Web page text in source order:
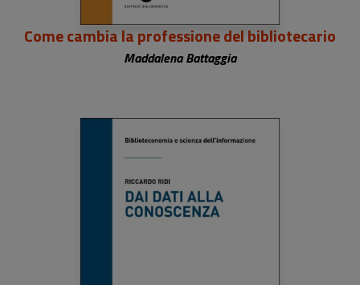
Come cambia la professione del bibliotecario
Maddalena Battaggia